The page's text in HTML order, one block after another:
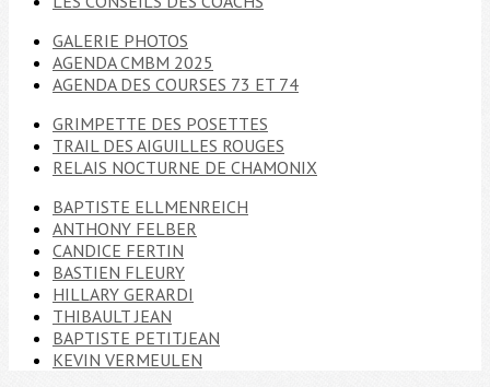
GALERIE PHOTOS
AGENDA CMBM 2025
AGENDA DES COURSES 73 ET 74
GRIMPETTE DES POSETTES
TRAIL DES AIGUILLES ROUGES
RELAIS NOCTURNE DE CHAMONIX
BAPTISTE ELLMENREICH
ANTHONY FELBER
CANDICE FERTIN
BASTIEN FLEURY
HILLARY GERARDI
THIBAULT JEAN
BAPTISTE PETITJEAN
KEVIN VERMEULEN